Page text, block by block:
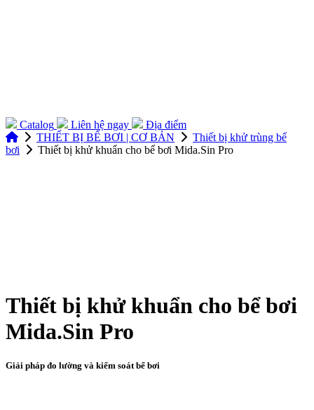
Catalog Liên hệ ngay
Địa điểm
THIẾT BỊ BỂ BƠI | CƠ BẢN
Thiết bị khử trùng bể
bơi
Thiết bị khử khuẩn cho bể bơi Mida.Sin Pro
Thiết bị khử khuẩn cho bể bơi
Mida.Sin Pro
Giải pháp đo lường và kiểm soát bể bơi